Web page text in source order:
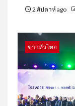
2 สัปดาห์ ago
ข่าวทั่วไทย